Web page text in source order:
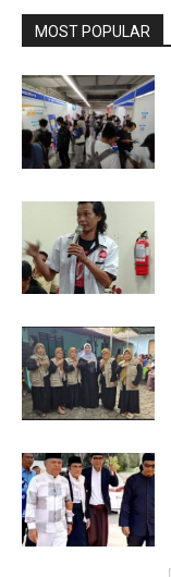
MOST POPULAR